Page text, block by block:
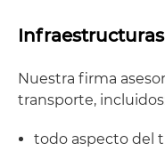
Nuestra firma
transporte,
todo aspecto del